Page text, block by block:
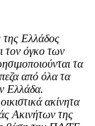
της Ελλάδος
τον όγκο των
τα
από όλα τα
Ελλάδα.
ακίνητα
Ακινήτων της